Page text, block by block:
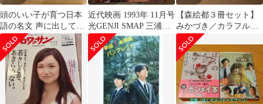
頭のいい子が育つ日本
語の名文 声に出して読
みたい48選
近代映画 1993年 11月号
光GENJI SMAP 三浦理
恵子 裕木奈江
【森絵都３冊セット】
みかづき／カラフル／
出会いなおし